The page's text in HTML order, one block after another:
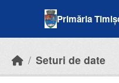
Primăria
Seturi de date